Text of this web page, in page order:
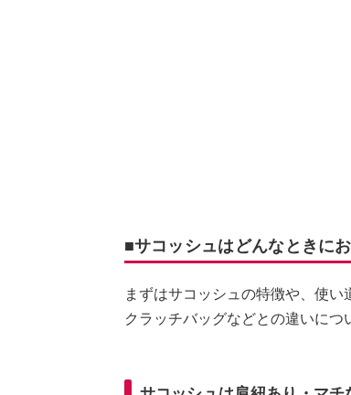
■サコッシュはどんなときに
まずはサコッシュの特徴や、使
クラッチバッグなどとの違いにつ